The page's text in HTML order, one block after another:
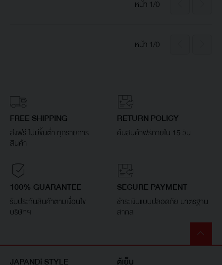
หน้า 1/0
หน้า 1/0
FREE SHIPPING
ส่งฟรี ไม่มีขั้นต่ำ ทุกรายการ
สินค้า
RETURN POLICY
คืนสินค้าฟรีภายใน 15 วัน
100% GUARANTEE
รับประกันสินค้าตามเงื่อนไข
บริษัทฯ
SECURE PAYMENT
ชำระเงินแบบปลอดภัย มาตรฐาน
สากล
JAPANDi STYLE ตู้เย็น